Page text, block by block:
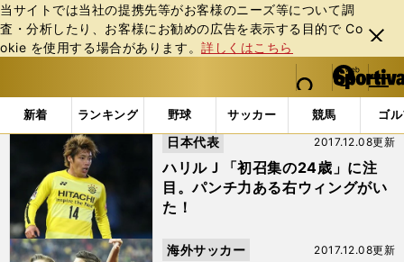
当サイトでは当社の提携先等がお客様のニーズ等について調
査・分析したり、お客様にお勧めの広告を表⽰する⽬的で Co
okie を使⽤する場合があります。詳しくはこちら
閉じ
る
web Sportiva (webスポルティーバ)
検索
マイペ
ー
ジ
メニュ
新着 ランキング 野球 サッカー 競馬 ゴ
b
ス
ィ
ー
バ
「#ハリルホジッチ」の最新ニュース・ 情報 (4ページ目)
ハリルＪ「初召集の24歳」に注
目。パンチ力ある右ウィングがい
た！
2017.12.08更新
日本代表
2017.12.08更新
海外サッカー